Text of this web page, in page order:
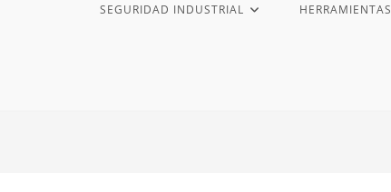
SEGURIDAD INDUSTRIAL HERRAMIENTAS